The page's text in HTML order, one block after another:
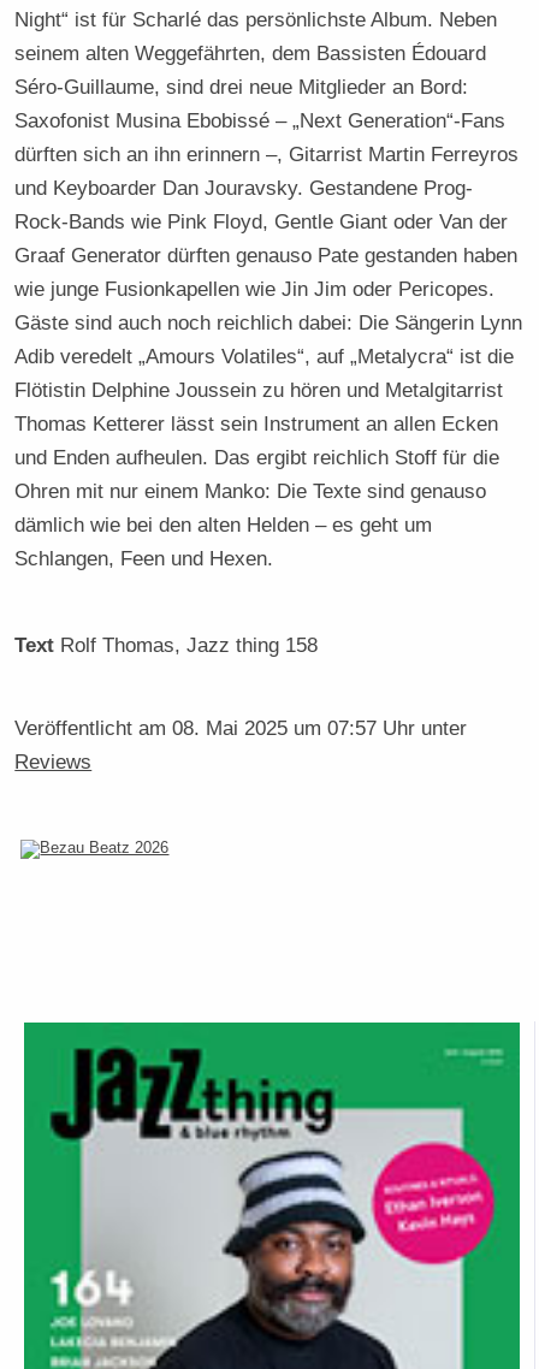
Night“ ist für Scharlé das persönlichste Album. Neben
seinem alten Weggefährten, dem Bassisten Édouard
Séro-Guillaume, sind drei neue Mitglieder an Bord:
Saxofonist Musina Ebobissé – „Next Generation“-Fans
dürften sich an ihn erinnern –, Gitarrist Martin Ferreyros
und Keyboarder Dan Jouravsky. Gestandene Prog-
Rock-Bands wie Pink Floyd, Gentle Giant oder Van der
Graaf Generator dürften genauso Pate gestanden haben
wie junge Fusionkapellen wie Jin Jim oder Pericopes.
Gäste sind auch noch reichlich dabei: Die Sängerin Lynn
Adib veredelt „Amours Volatiles“, auf „Metalycra“ ist die
Flötistin Delphine Joussein zu hören und Metalgitarrist
Thomas Ketterer lässt sein Instrument an allen Ecken
und Enden aufheulen. Das ergibt reichlich Stoff für die
Ohren mit nur einem Manko: Die Texte sind genauso
dämlich wie bei den alten Helden – es geht um
Schlangen, Feen und Hexen.
Text Rolf Thomas, Jazz thing 158
Veröffentlicht am08. Mai 2025 um 07:57 Uhr unter
Reviews